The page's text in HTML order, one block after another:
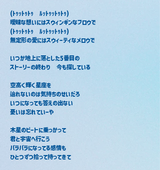
(ﾄｩｯﾄｩﾄｩ　ﾙｯﾄｩｯﾄｩﾄｩ)
曖昧な想いにはスウィンギンなフロウで
(ﾄｩｯﾄｩﾄｩ　ﾙｯﾄｩｯﾄｩﾄｩ)
無定形の愛にはスウィーティなメロウで
いつか地上に落とした5番目の
ストーリーの終わり　今も探している
空高く輝く星座を
辿れないのは気持ちのせいだろ
いつになっても答えの出ない
憂いは忘れていーや
木星のビートに乗っかって
君と宇宙へ行こう
バラバラになってる感情も
ひとつずつ拾って持ってきて